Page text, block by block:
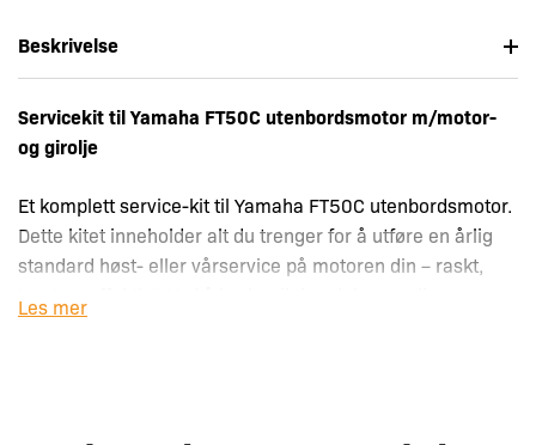
Beskrivelse
Servicekit til Yamaha FT50C utenbordsmotor m/motor-
og girolje
Et komplett service-kit til Yamaha FT50C utenbordsmotor.
Dette kitet inneholder alt du trenger for å utføre en årlig
standard høst- eller vårservice på motoren din – raskt,
forlenger du motorens levetid og sikrer problemfri drift
Les mer